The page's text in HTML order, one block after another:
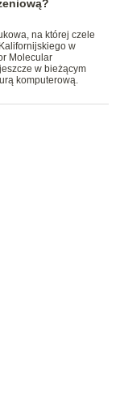
na której czele
w
Molecular
w bieżącym
komputerową.